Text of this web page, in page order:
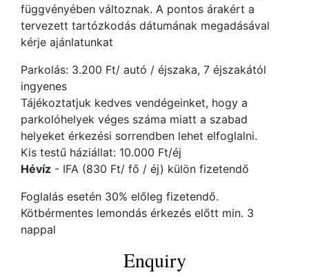
függvényében változnak. A pontos árakért a
tervezett tartózkodás dátumának megadásával
kérje ajánlatunkat
Parkolás: 3.200 Ft/ autó / éjszaka, 7 éjszakától
ingyenes
Tájékoztatjuk kedves vendégeinket, hogy a
parkolóhelyek véges száma miatt a szabad
helyeket érkezési sorrendben lehet elfoglalni.
Kis testű háziállat: 10.000 Ft/éj
Hévíz - IFA (830 Ft/ fő / éj) külön fizetendő
Foglalás esetén 30% előleg fizetendő.
Kötbérmentes lemondás érkezés előtt min. 3
nappal
Enquiry